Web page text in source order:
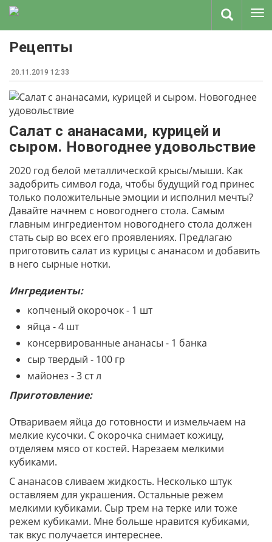
Рецепты
20.11.2019 12:33
Салат с ананасами, курицей и
сыром. Новогоднее удовольствие
2020 год белой металлической крысы/мыши. Как
задобрить символ года, чтобы будущий год принес
только положительные эмоции и исполнил мечты?
Давайте начнем с новогоднего стола. Самым
главным ингредиентом новогоднего стола должен
стать сыр во всех его проявлениях. Предлагаю
приготовить салат из курицы с ананасом и добавить
в него сырные нотки.
Ингредиенты:
копченый окорочок - 1 шт
яйца - 4 шт
консервированные ананасы - 1 банка
сыр твердый - 100 гр
майонез - 3 ст л
Приготовление:
Отвариваем яйца до готовности и измельчаем на
мелкие кусочки. С окорочка снимает кожицу,
отделяем мясо от костей. Нарезаем мелкими
кубиками.
С ананасов сливаем жидкость. Несколько штук
оставляем для украшения. Остальные режем
мелкими кубиками. Сыр трем на терке или тоже
режем кубиками. Мне больше нравится кубиками,
так вкус получается интереснее.